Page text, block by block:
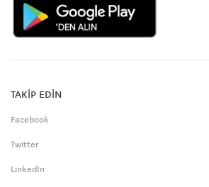
TAKİP EDİN
Facebook
Twitter
LinkedIn